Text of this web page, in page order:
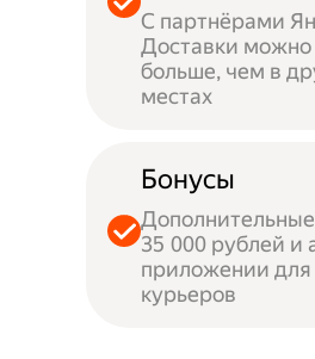
С партнёрами
Доставки можно
больше, чем в
местах
Бонусы
35 000 рублей и
приложении для
курьеров